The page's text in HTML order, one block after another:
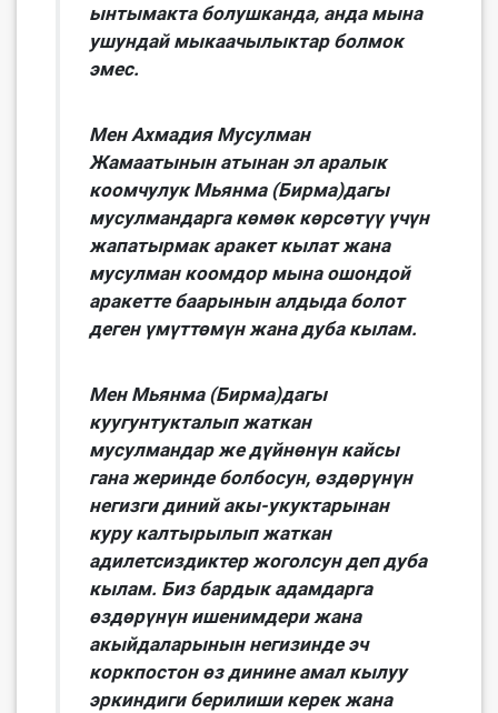
ынтымакта болушканда, анда мына
ушундай мыкаачылыктар болмок
эмес.
Мен Ахмадия Мусулман
Жамаатынын атынан эл аралык
коомчулук Мьянма (Бирма)дагы
мусулмандарга көмөк көрсөтүү үчүн
жапатырмак аракет кылат жана
мусулман коомдор мына ошондой
аракетте баарынын алдыда болот
деген үмүттөмүн жана дуба кылам.
Мен Мьянма (Бирма)дагы
куугунтукталып жаткан
мусулмандар же дүйнөнүн кайсы
гана жеринде болбосун, өздөрүнүн
негизги диний акы-укуктарынан
куру калтырылып жаткан
адилетсиздиктер жоголсун деп дуба
кылам. Биз бардык адамдарга
өздөрүнүн ишенимдери жана
акыйдаларынын негизинде эч
коркпостон өз динине амал кылуу
эркиндиги берилиши керек жана